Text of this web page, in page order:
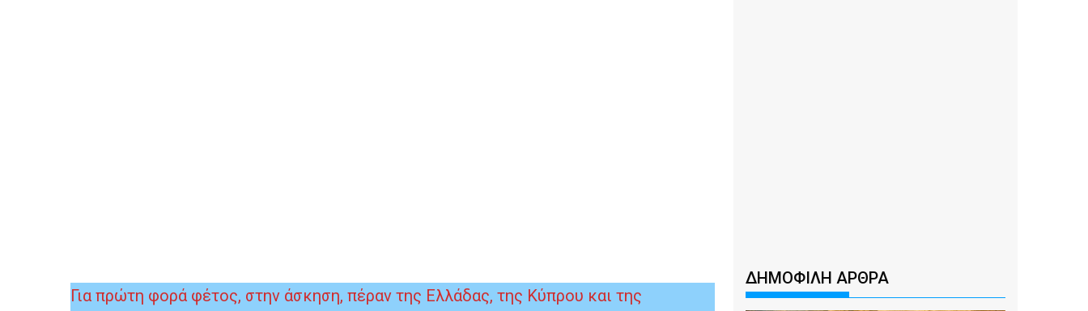
Για πρώτη φορά φέτος, στην άσκηση, πέραν της Ελλάδας, της Κύπρου και της
ΔΗΜΟΦΙΛΗ ΑΡΘΡΑ